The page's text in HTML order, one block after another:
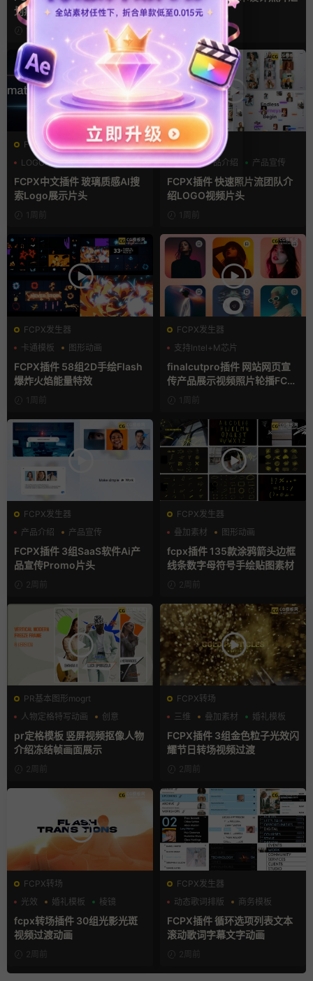
划痕复古视频过渡
聚LOGO动画
5天前
FCPX发生器
LOGO动画
商务模板
支持Intel+M芯片
FCPX中文插件 玻璃质感AI搜
索Logo展示片头
1周前
FCPX发生器
三维
产品介绍 产品宣传
FCPX插件 快速照片流团队介
绍LOGO视频片头
1周前
FCPX发生器
卡通模板
图形动画
手绘风
FCPX插件 58组2D手绘Flash
爆炸火焰能量特效
1周前
FCPX发生器
支持Intel+M芯片
finalcutpro插件 网站网页宣
传产品展示视频照片轮播FCP
X插件1周前
FCPX发生器
产品介绍
产品宣传
产品展示
FCPX插件 3组SaaS软件Ai产
品宣传Promo片头
2周前
FCPX发生器
叠加素材
图形动画
手绘风
fcpx插件 135款涂鸦箭头边框
线条数字母符号手绘贴图素材
2周前
PR基本图形mogrt
人物定格特写动画
创意
动态海报
pr定格模板 竖屏视频抠像人物
介绍冻结帧画面展示
2周前
FCPX转场
三维
叠加素材 婚礼模板
FCPX插件 3组金色粒子光效闪
耀节日转场视频过渡
2周前
FCPX转场
光效
婚礼模板 棱镜
fcpx转场插件 30组光影光斑
视频过渡动画
2周前
FCPX发生器
动态歌词排版
商务模板
字幕模板
FCPX插件 循环选项列表文本
滚动歌词字幕文字动画
2周前